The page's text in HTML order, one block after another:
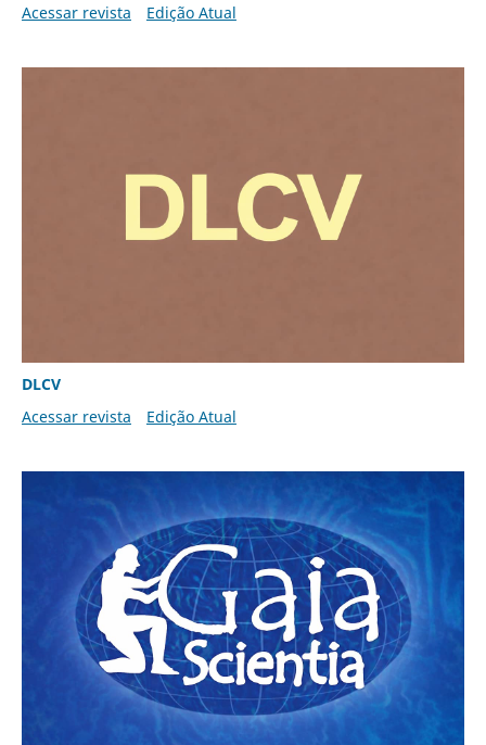
Acessar revista
Edição Atual
DLCV
Acessar revista
Edição Atual